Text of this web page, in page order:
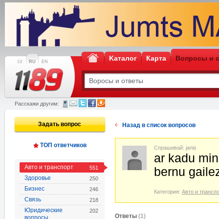
LV RU EN Kаталог Карта Вопросы и
Расскажи другим:
Задать вопрос
ТОП ответчиков
Авто и транспорт 551
Здоровье 250
Бизнес 246
Связь 218
Юридические
вопросы,
202
Назад в список вопросов
Спрашивай: janis
ar kadu
bernu
Категория: Авто и
Oтветы (1)